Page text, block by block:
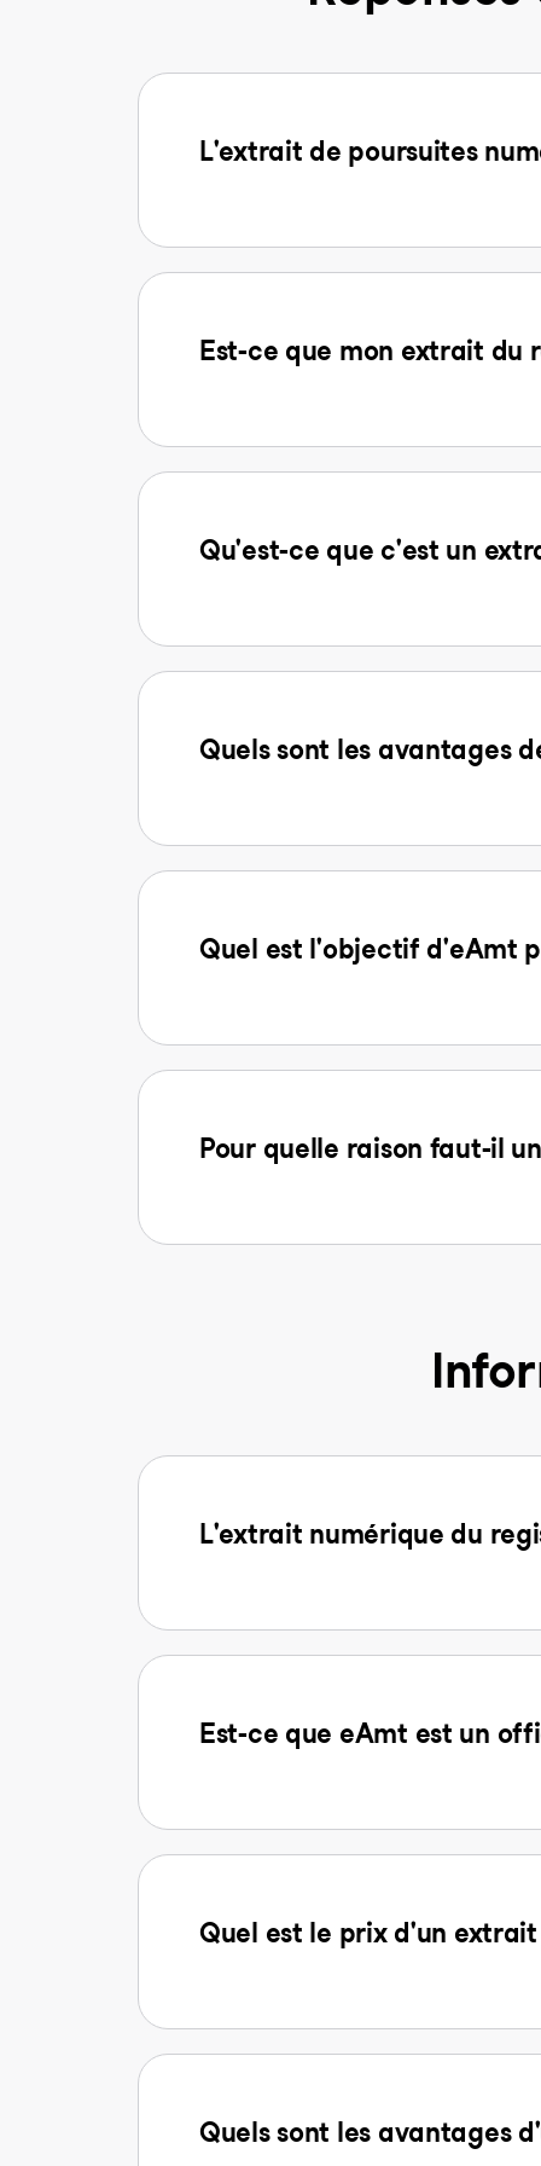
L'extrait de poursuites
Est-ce que mon extrait du
Qu'est-ce que c'est un
Quels sont les avantages
Quel est l'objectif d'eAmt
Pour quelle raison faut-il
L'extrait numérique du
Est-ce que eAmt est un
Quel est le prix d'un
Quels sont les avantages